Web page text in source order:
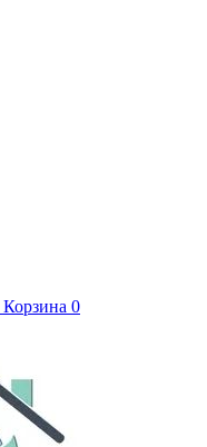
Корзина 0